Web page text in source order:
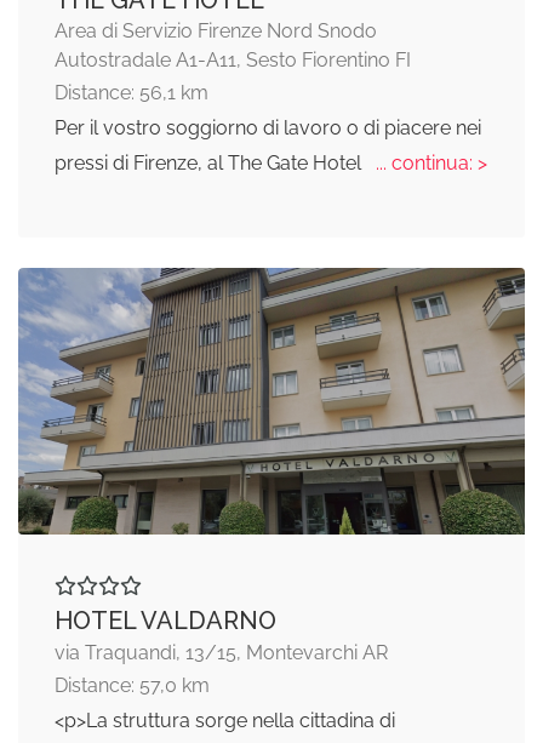
Area di Servizio Firenze Nord Snodo
Autostradale A1-A11, Sesto Fiorentino FI
Distance: 56,1 km
Per il vostro soggiorno di lavoro o di piacere nei
pressi di Firenze, al The Gate Hotel
... continua: >
HOTEL VALDARNO
via Traquandi, 13/15, Montevarchi AR
Distance: 57,0 km
<p>La struttura sorge nella cittadina di